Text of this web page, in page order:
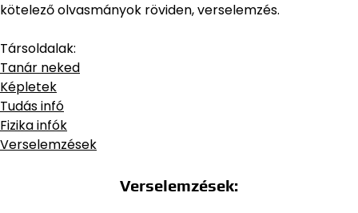
kötelező olvasmányok röviden, verselemzés.
Társoldalak:
Tanár neked
Képletek
Tudás infó
Fizika infók
Verselemzések
Verselemzések: